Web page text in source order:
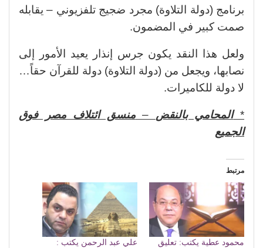
برنامج (دولة التلاوة) مجرد ضجيج تلفزيوني – يقابله
صمت كبير في المضمون.
ولعل هذا النقد يكون جرس إنذار يعيد الأمور إلى
نصابها، ويجعل من (دولة التلاوة) دولة للقرآن حقاً…
لا دولة للكاميرات.
*المحامي بالنقض –منسق ائتلاف مصر فوق
الجميع
مرتبط
محمود عطية يكتب: تعليق
علي عبد الرحمن يكتب :